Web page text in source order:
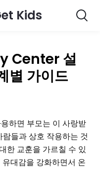
Kids
Center 설
별 가이드
하면 부모는 이 사랑받
들과 상호 작용하는 것
한 교훈을 가르칠 수 있
대감을 강화하면서 온